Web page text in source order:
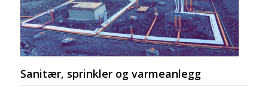
Sanitær, sprinkler og varmeanlegg